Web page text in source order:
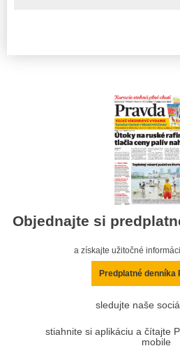
Objednajte si
a získajte užitočné
Predplatné denníka
sledujte naše
stiahnite si aplikáciu a čítajte
mobile